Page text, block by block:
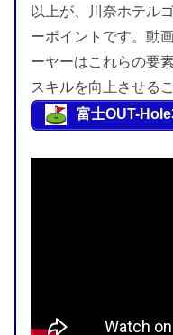
以上が、川奈ホテル
ーポイントです。動
ーヤーはこれらの要
スキルを向上させる
富士OUT-